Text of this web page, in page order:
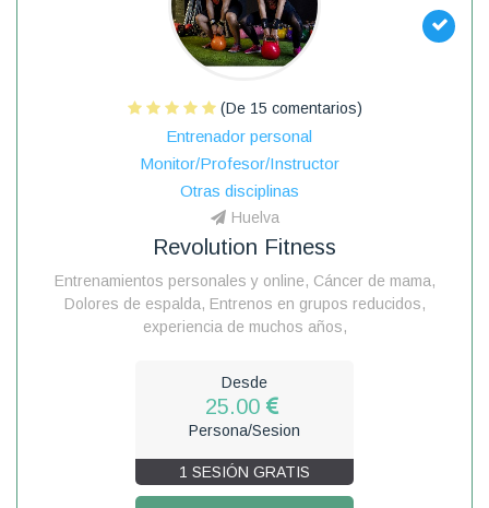
(De 15 comentarios)
Entrenador personal
Monitor/Profesor/Instructor
Otras disciplinas
Huelva
Revolution Fitness
Entrenamientos personales y online, Cáncer de mama,
Dolores de espalda, Entrenos en grupos reducidos,
experiencia de muchos años,
Desde
25.00
Persona/Sesion
1 SESIÓN GRATIS